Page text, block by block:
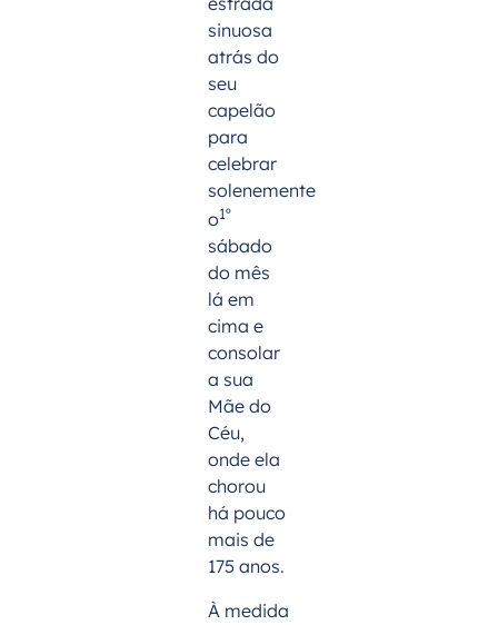
sinuosa
atrás do
seu
capelão
para
celebrar
solenemente
o1º
sábado
do mês
lá em
cima e
consolar
a sua
Mãe do
Céu,
onde ela
chorou
há pouco
mais de
175 anos.
À medida